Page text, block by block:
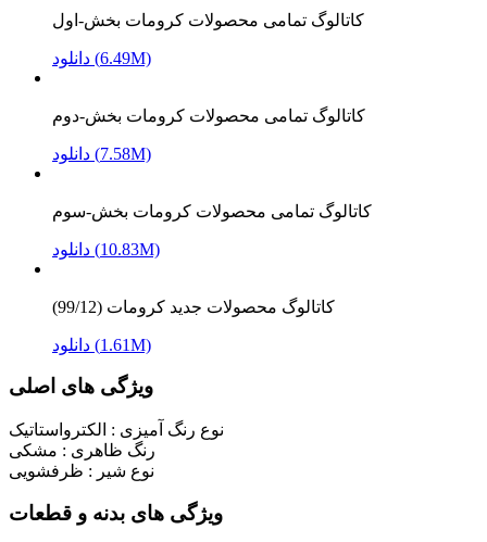
کاتالوگ تمامی محصولات کرومات بخش-اول
دانلود (6.49M)
کاتالوگ تمامی محصولات کرومات بخش-دوم
دانلود (7.58M)
کاتالوگ تمامی محصولات کرومات بخش-سوم
دانلود (10.83M)
کاتالوگ محصولات جدید کرومات (99/12)
دانلود (1.61M)
ویژگی های اصلی
نوع رنگ آمیزی : الکترواستاتیک
رنگ ظاهری : مشکی
نوع شیر : ظرفشویی
ویژگی های بدنه و قطعات